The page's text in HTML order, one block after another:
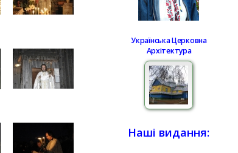
Українська Церковна
Архітектура
Наші видання: